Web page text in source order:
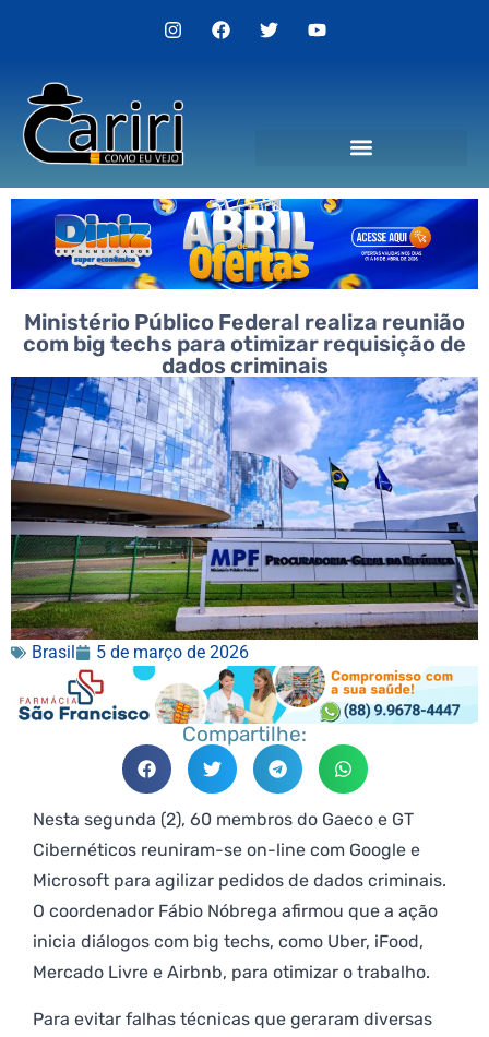
Ministério Público Federal realiza reunião
com big techs para otimizar requisição de
dados criminais
Brasil 5 de março de 2026
Compartilhe:
Nesta segunda (2), 60 membros do Gaeco e GT
Cibernéticos reuniram-se on-line com Google e
Microsoft para agilizar pedidos de dados criminais.
O coordenador Fábio Nóbrega afirmou que a ação
inicia diálogos com big techs, como Uber, iFood,
Mercado Livre e Airbnb, para otimizar o trabalho.
Para evitar falhas técnicas que geraram diversas